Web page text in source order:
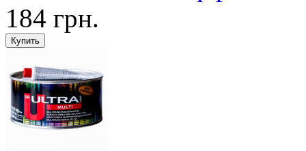
184 грн.